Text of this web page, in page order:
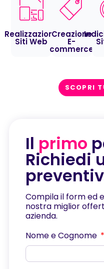
Realizzazione
Siti Web
Creazione
E-
commerce
SCOPRI
Il primo
Richiedi
Compila il form ed
nostra miglior
azienda.
Nome e Cognome